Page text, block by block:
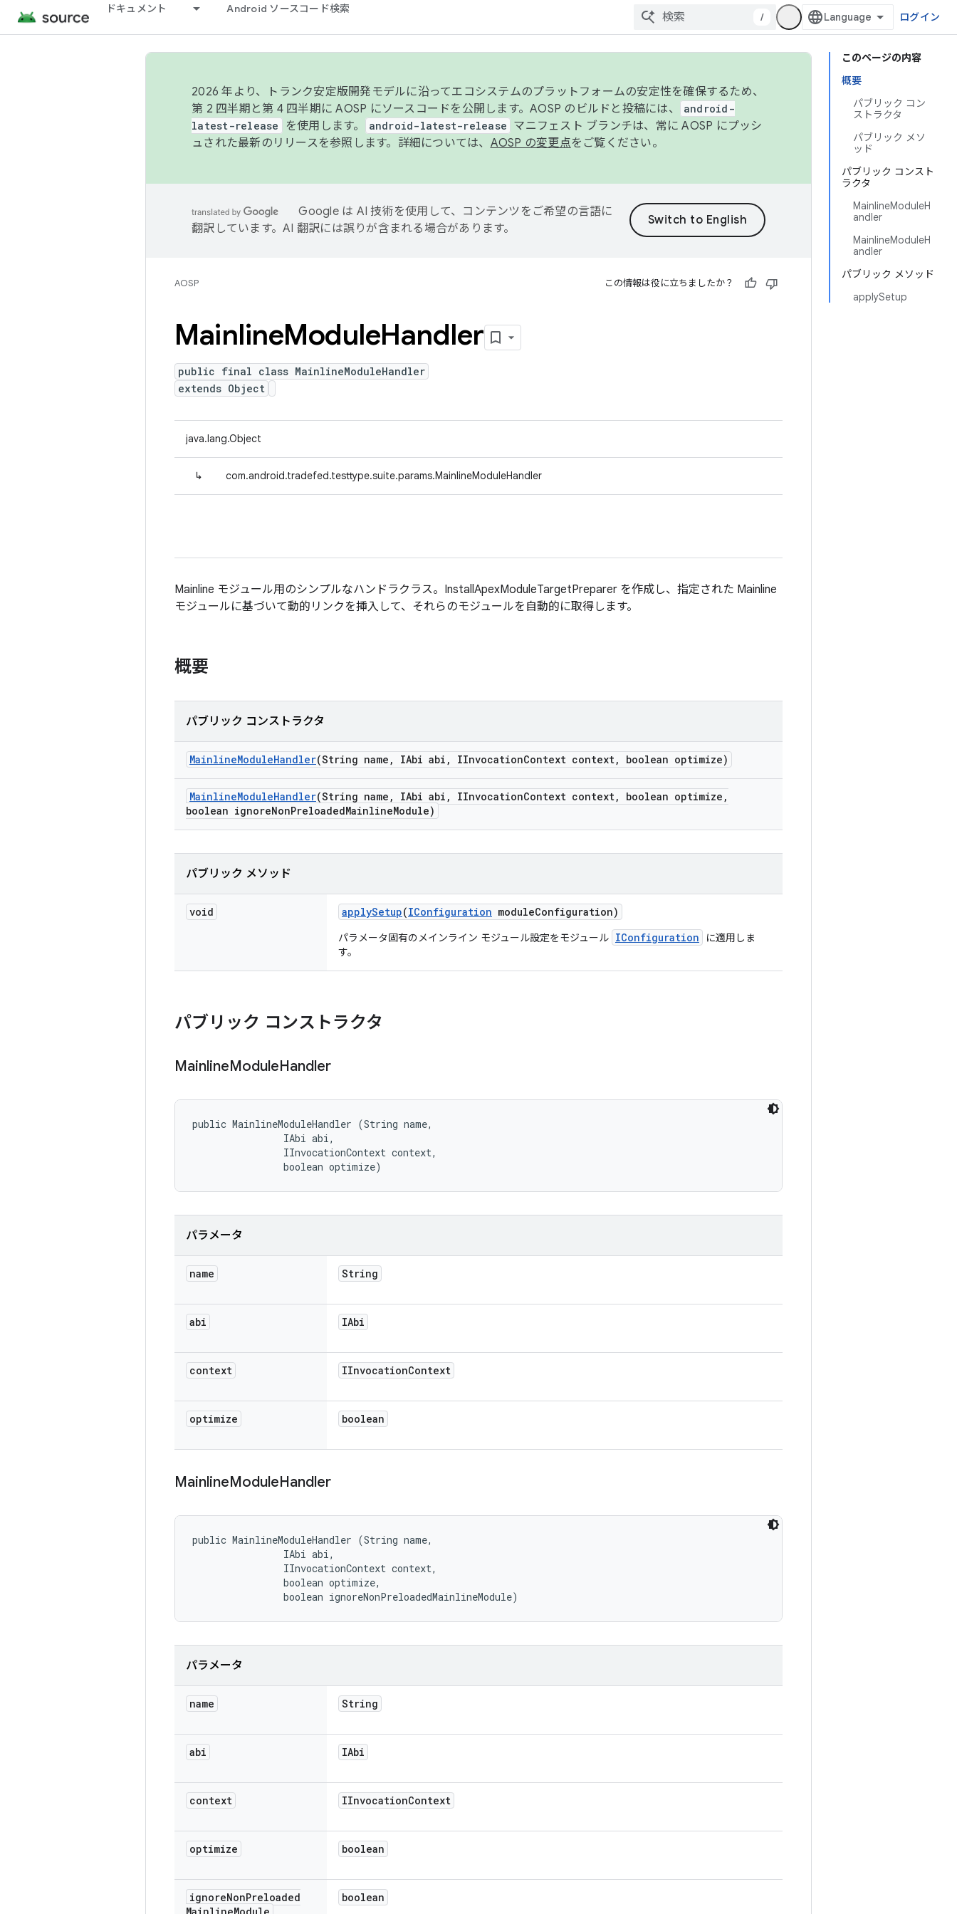
ドキュメント Android ソースコード検索
/ ログイン
このページの内容
概要
パブリック コン
ストラクタ
パブリック メソ
ッド
パブリック コンスト
ラクタ
MainlineModuleH
andler
MainlineModuleH
andler
パブリック メソッド
applySetup
2026 年より、トランク安定版開発モデルに沿ってエコシステムのプラットフォームの安定性を確保するため、
第 2 四半期と第 4 四半期に AOSP にソースコードを公開します。AOSP のビルドと投稿には、
android-
latest-release
を使用します。 android-latest-release マニフェスト ブランチは、常に AOSP にプッシ
ュされた最新のリリースを参照します。詳細については、 AOSP の変更点をご覧ください。
Google は AI 技術を使用して、コンテンツをご希望の言語に
翻訳しています。AI 翻訳には誤りが含まれる場合があります。
AOSP この情報は役に立ちましたか？
MainlineModuleHandler
public final class MainlineModuleHandler
extends Object
java.lang.Object
↳ com.android.tradefed.testtype.suite.params.MainlineModuleHandler
Mainline モジュール用のシンプルなハンドラクラス。InstallApexModuleTargetPreparer を作成し、指定された Mainline
モジュールに基づいて動的リンクを挿入して、それらのモジュールを自動的に取得します。
概要
パブリック コンストラクタ
MainlineModuleHandler(String name , IAbi abi , IInvocationContext context, boolean optimize)
MainlineModuleHandler(String name , IAbi abi , IInvocationContext context, boolean optimize ,
boolean ignoreNonPreloadedMainlineModule)
パブリック メソッド
void applySetup(IConfiguration moduleConfiguration)
パラメータ固有のメインライン モジュール設定をモジュール IConfiguration
に適用しま
す。
パブリック コンストラクタ
MainlineModuleHandler
public MainlineModuleHandler (String name,
                IAbi abi,
                IInvocationContext context,
                boolean optimize)
パラメータ
name String
abi IAbi
context IInvocationContext
optimize boolean
MainlineModuleHandler
public MainlineModuleHandler (String name,
                IAbi abi,
                IInvocationContext context,
                boolean optimize,
                boolean ignoreNonPreloadedMainlineModule)
パラメータ
name String
abi IAbi
context IInvocationContext
optimize boolean
ignoreNonPreloaded
boolean